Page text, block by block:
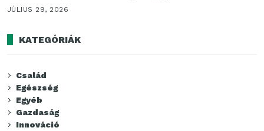
JÚLIUS 29, 2026
KATEGÓRIÁK
Család
Egészség
Egyéb
Gazdaság
Innováció